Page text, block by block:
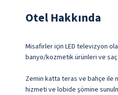
Otel Hakkında
Misafirler için LED televizyon
banyo/kozmetik ürünleri ve saç
Zemin katta teras ve bahçe ile
hizmeti ve lobide şömine